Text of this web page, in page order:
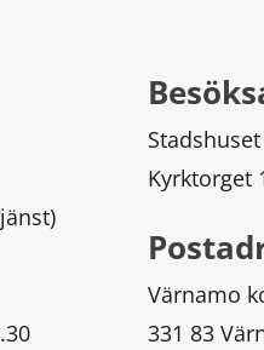
Stadshuset
Kyrktorget
Värnamo
331 83